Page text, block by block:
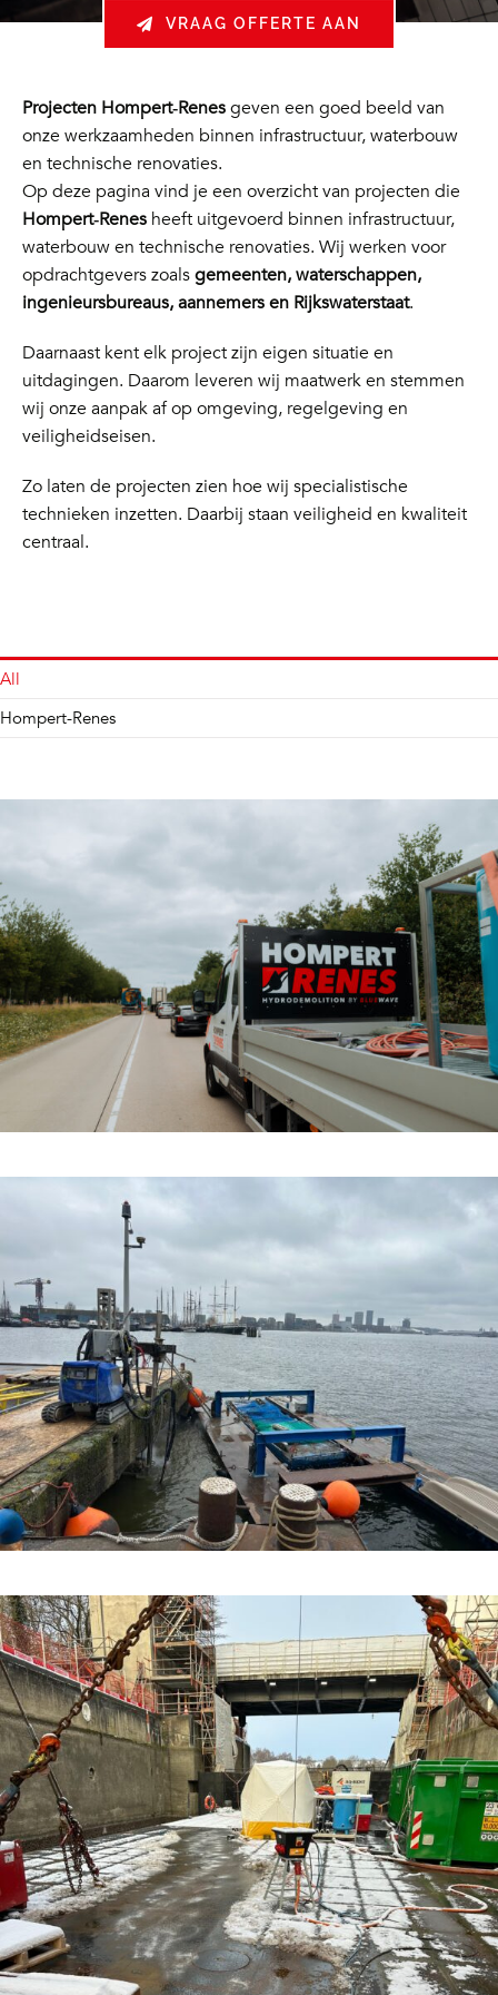
VRAAG OFFERTE AAN
Projecten Hompert‑Renesgeven een goed beeld van
onze werkzaamheden binnen infrastructuur, waterbouw
en technische renovaties.
Op deze pagina vind je een overzicht van projecten die
Hompert‑Renesheeft uitgevoerd binnen infrastructuur,
waterbouw en technische renovaties. Wij werken voor
opdrachtgevers zoalsgemeenten, waterschappen,
ingenieursbureaus, aannemers en Rijkswaterstaat.
Daarnaast kent elk project zijn eigen situatie en
uitdagingen. Daarom leveren wij maatwerk en stemmen
wij onze aanpak af op omgeving, regelgeving en
veiligheidseisen.
Zo laten de projecten zien hoe wij specialistische
technieken inzetten. Daarbij staan veiligheid en kwaliteit
centraal.
All
Hompert-Renes